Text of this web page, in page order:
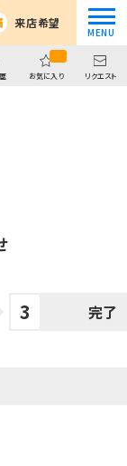
来店希望
お気に入り リクエスト
完了